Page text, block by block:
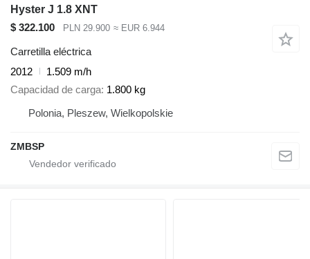
Hyster J 1.8 XNT
$ 322.100
PLN 29.900 ≈ EUR 6.944
Carretilla eléctrica
2012
1.509 m/h
Capacidad de carga 1.800 kg
Polonia, Pleszew, Wielkopolskie
ZMBSP